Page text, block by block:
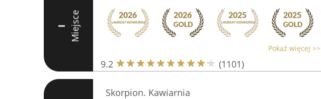
I Miejsce
Pokaż więcej >>
9.2 (1101)
Skorpion. Kawiarnia